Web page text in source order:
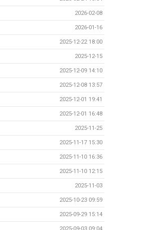
2026-02-08
2026-01-16
2025-12-22 18:00
2025-12-15
2025-12-09 14:10
2025-12-08 13:57
2025-12-01 19:41
2025-12-01 16:48
2025-11-25
2025-11-17 15:30
2025-11-10 16:36
2025-11-10 12:15
2025-11-03
2025-10-23 09:59
2025-09-29 15:14